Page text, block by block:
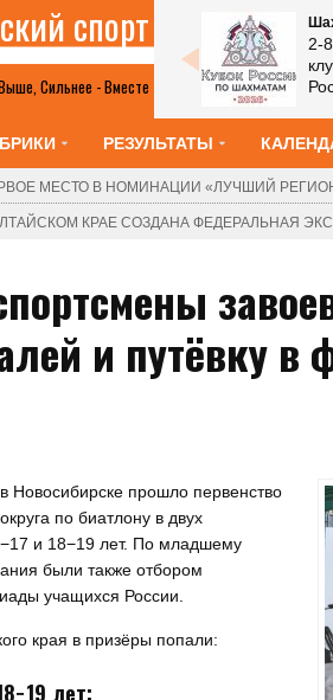
Сильнее - Вместе
спорт
2-
РЕЗУЛЬТАТЫ
МЕСТО В НОМИНАЦИИ «ЛУЧШИЙ
КРАЕ СОЗДАНА ФЕДЕРАЛЬНАЯ
и путёвку
Новосибирске прошло первенство
по биатлону в двух
и 18−19 лет. По младшему
были также отбором
учащихся России.
края в призёры попали:
лет: